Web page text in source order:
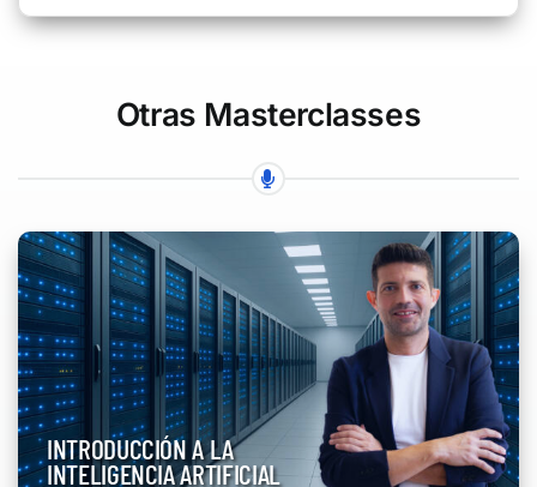
Otras Masterclasses
INTRODUCCIÓN A LA
INTELIGENCIA ARTIFICIAL